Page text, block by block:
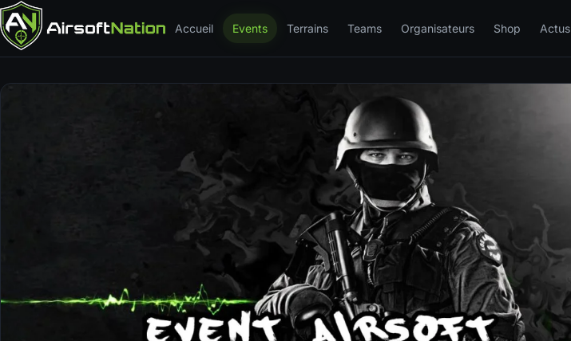
Accueil Events Terrains Teams Organisateurs Shop Actus